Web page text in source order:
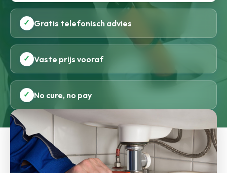
✓ Gratis telefonisch advies
✓ Vaste prijs vooraf
✓ No cure, no pay